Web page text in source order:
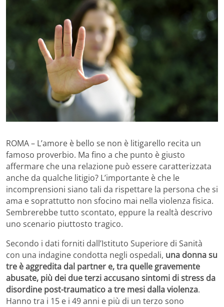
ROMA – L’amore è bello se non è litigarello recita un
famoso proverbio. Ma fino a che punto è giusto
affermare che una relazione può essere caratterizzata
anche da qualche litigio? L’importante è che le
incomprensioni siano tali da rispettare la persona che si
ama e soprattutto non sfocino mai nella violenza fisica.
Sembrerebbe tutto scontato, eppure la realtà descrivo
uno scenario piuttosto tragico.
Secondo i dati forniti dall’Istituto Superiore di Sanità
con una indagine condotta negli ospedali, una donna su
tre è aggredita dal partner e, tra quelle gravemente
abusate, più dei due terzi accusano sintomi di stress da
disordine post-traumatico a tre mesi dalla violenza.
Hanno tra i 15 e i 49 anni e più di un terzo sono